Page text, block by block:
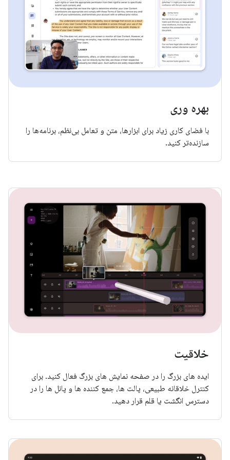
بهره وری
با فضای کاری زیاد برای ابزارها، متن و تعامل بی‌نظم، برنامه‌ها را
سازنده‌تر کنید.
خلاقیت
ایده های بزرگ را در صفحه نمایش های بزرگ فعال کنید. برای
کنترل خلاقانه طبیعی، پالت ها، جمع کننده ها و پانل ها را در
دسترس انگشت یا قلم قرار دهید.